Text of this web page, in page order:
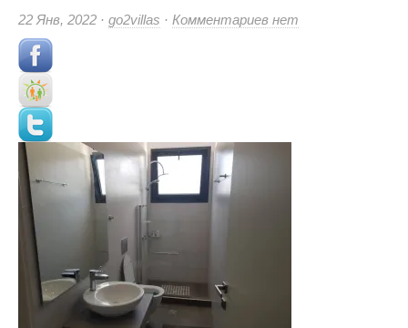
22 Янв, 2022 · go2villas · Комментариевк
(Small)
нет